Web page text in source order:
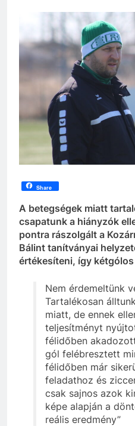
Share
A betegségek miatt
csapatunk a hiányzók
pontra rászolgált a
Bálint tanítványai
értékesíteni, így
Nem érdemeltünk
Tartalékosan
miatt, de ennek
teljesítményt
félidőben
gól felébresztett
félidőben már
feladathoz és
csak sajnos azok
képe alapján a
reális eredmény”